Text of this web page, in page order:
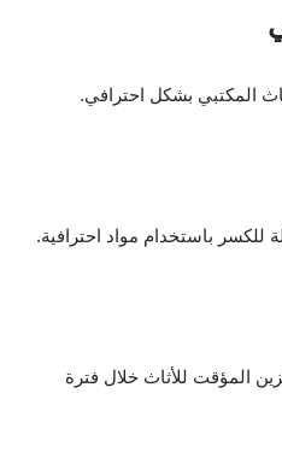
المكتبي بشكل احترافي.
للكسر باستخدام مواد احترافية.
المؤقت للأثاث خلال فترة